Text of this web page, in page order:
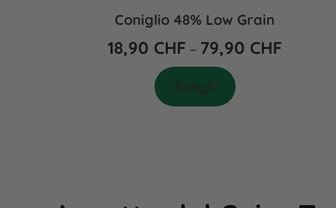
Coniglio 48% Low Grain
18,90 CHF – 79,90 CHF